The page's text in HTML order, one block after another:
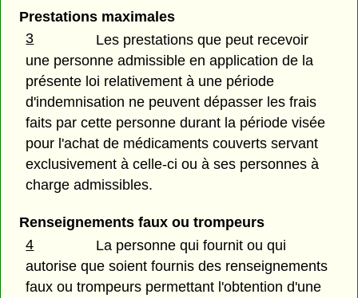
Prestations maximales
3
Les prestations que peut recevoir
une personne admissible en application de la
présente loi relativement à une période
d'indemnisation ne peuvent dépasser les frais
faits par cette personne durant la période visée
pour l'achat de médicaments couverts servant
exclusivement à celle-ci ou à ses personnes à
charge admissibles.
Renseignements faux ou trompeurs
4
La personne qui fournit ou qui
autorise que soient fournis des renseignements
faux ou trompeurs permettant l'obtention d'une